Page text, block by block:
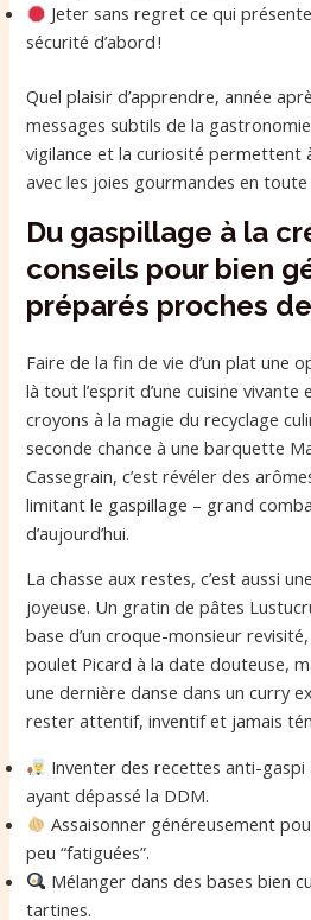
Jeter sans regret ce qui
sécurité d’abord !
Quel plaisir d’apprendre, année
messages subtils de la
vigilance et la curiosité permettent
avec les joies gourmandes en
Du gaspillage à la
conseils pour bien
préparés proches
Faire de la fin de vie d’un plat une
là tout l’esprit d’une cuisine
croyons à la magie du recyclage
seconde chance à une barquette
Cassegrain, c’est révéler des
limitant le gaspillage – grand
d’aujourd’hui.
La chasse aux restes, c’est aussi
joyeuse. Un gratin de pâtes
base d’un croque-monsieur
poulet Picard à la date douteuse,
une dernière danse dans un curry
rester attentif, inventif et jamais
Inventer des recettes anti-gaspi
ayant dépassé la DDM.
Assaisonner généreusement
peu “fatiguées”.
Mélanger dans des bases bien
tartines.